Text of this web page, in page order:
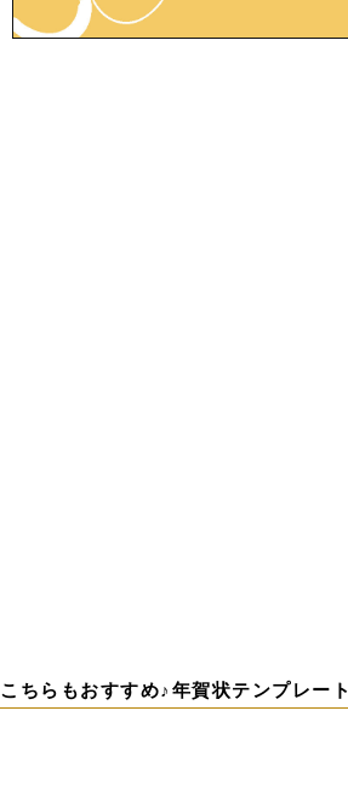
こちらもおすすめ♪年賀状テンプレート